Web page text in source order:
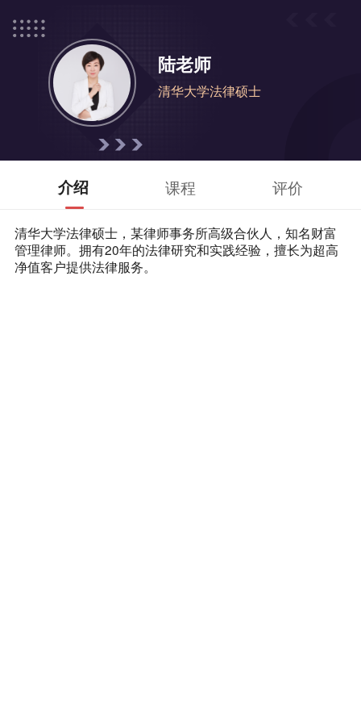
陆老师
清华大学法律硕士
介绍 课程 评价
清华大学法律硕士，某律师事务所高级合伙人，知名财富
管理律师。拥有20年的法律研究和实践经验，擅长为超高
净值客户提供法律服务。